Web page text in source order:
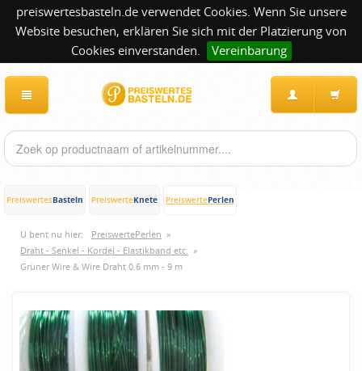
preiswertesbasteln.de verwendet Cookies. Wenn Sie unsere
Website besuchen, erklären Sie sich mit der Platzierung von
Cookies einverstanden.
Vereinbarung
PreiswertesBasteln PreiswerteKnete PreiswertePerlen
U bent nu hier: PreiswertePerlen »
Draht - Senkel - Kordel - Elastikband etc. »
Grüner Wire & Wire Draht 0.6 mm - 9 m